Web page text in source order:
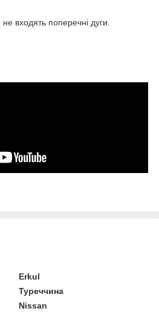
входять поперечні дуги.
Erkul
Туреччина
Nissan